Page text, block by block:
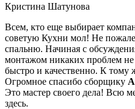
Кристина Шатунова
Всем, кто еще выбирает
советую Кухни мол! Не
спальню. Начиная с
монтажом никаких проблем
быстро и качественно. К тому
Огромное спасибо сборщику
Это мастер своего дела! Всю
здесь.